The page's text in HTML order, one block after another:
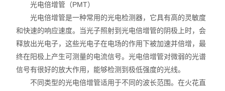
光电倍增管（PMT）
光电倍增管是一种常用的光电检测器，它具有高的灵敏度
和快速的响应速度。当光子照射到光电倍增管的阴极上时，会
释放出光电子，这些光电子在电场的作用下被加速并倍增，最
终在阳极上产生可测量的电流信号。光电倍增管对微弱的光谱
信号有很好的放大作用，能够检测到极低强度的光线。
不同类型的光电倍增管适用于不同的波长范围。在火花直